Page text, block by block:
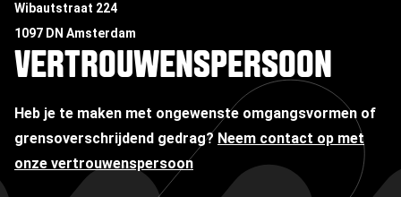
Wibautstraat 224
1097 DN Amsterdam
VERTROUWENSPERSOON
Heb je te maken met ongewenste omgangsvormen of
grensoverschrijdend gedrag? Neem contact op met
onze vertrouwenspersoon